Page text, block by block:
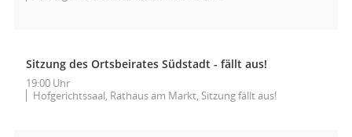
Sitzung des Ortsbeirates Südstadt - fällt aus!
19:00 Uhr
Hofgerichtssaal, Rathaus am Markt, Sitzung fällt aus!